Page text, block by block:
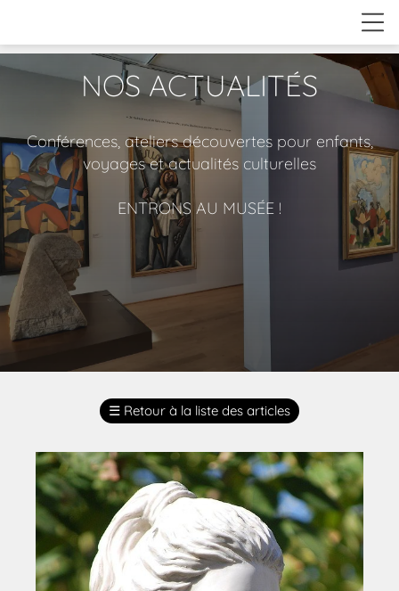
NOS ACTUALITÉS
Conférences, ateliers découvertes pour enfants,
voyages et actualités culturelles
ENTRONS AU MUSÉE !
☰ Retour à la liste des articles